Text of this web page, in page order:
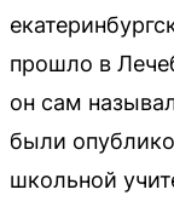
прошло в
он сам
были
школьной